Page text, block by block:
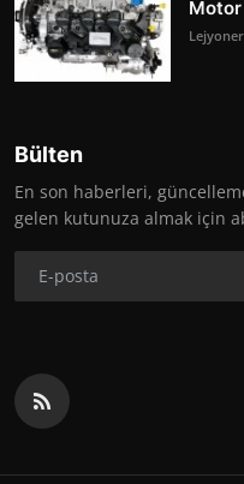
Motor
Lejyoner
Bülten
En son haberleri,
gelen kutunuza almak için